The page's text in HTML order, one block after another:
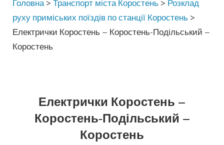
Головна >Транспорт міста Коростень > Розклад
руху приміських поїздів по станції Коростень >
Електрички Коростень – Коростень-Подільський –
Коростень
Електрички Коростень –
Коростень-Подільський –
Коростень